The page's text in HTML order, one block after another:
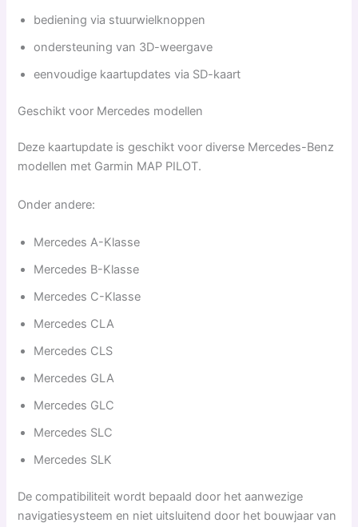
bediening via stuurwielknoppen
ondersteuning van 3D-weergave
eenvoudige kaartupdates via SD-kaart
Geschikt voor Mercedes modellen
Deze kaartupdate is geschikt voor diverse Mercedes-Benz
modellen met Garmin MAP PILOT.
Onder andere:
Mercedes A-Klasse
Mercedes B-Klasse
Mercedes C-Klasse
Mercedes CLA
Mercedes CLS
Mercedes GLA
Mercedes GLC
Mercedes SLC
Mercedes SLK
De compatibiliteit wordt bepaald door het aanwezige
navigatiesysteem en niet uitsluitend door het bouwjaar van